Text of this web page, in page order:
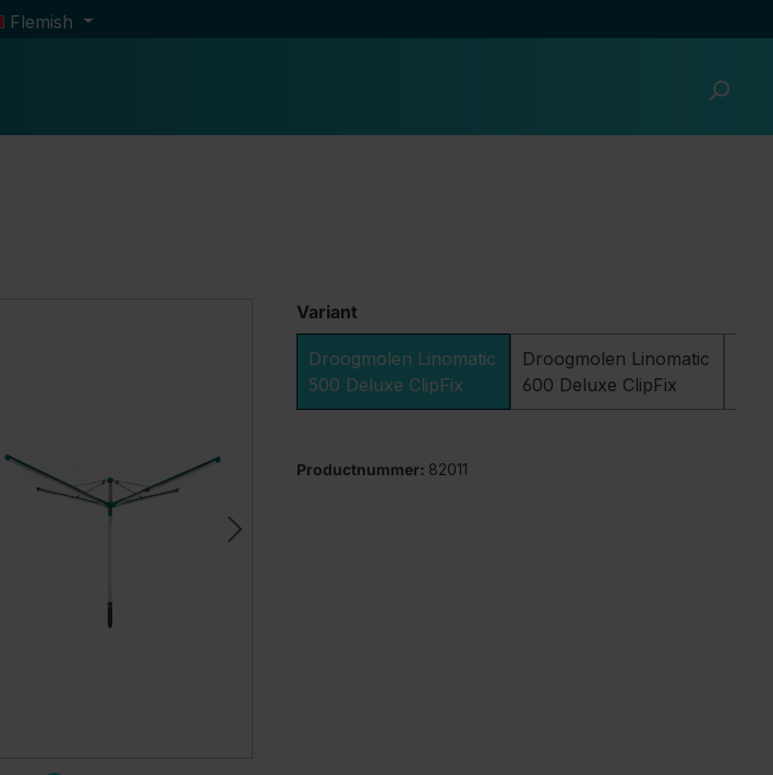
Flemish
Variant
Droogmolen Linomatic
500 Deluxe ClipFix
Droogmolen Linomatic
600 Deluxe ClipFix
Productnummer: 82011